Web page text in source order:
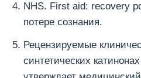
NHS. First aid: recovery
потере сознания.
Рецензируемые
синтетических